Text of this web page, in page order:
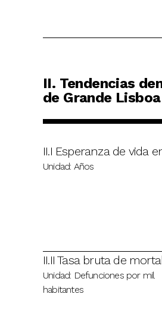
II. Tendencias
de Grande Lisboa
II.I Esperanza de vida
Unidad: Años
II.II Tasa bruta de
Unidad: Defunciones por mil
habitantes